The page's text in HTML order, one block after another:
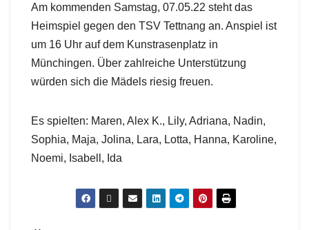
Am kommenden Samstag, 07.05.22 steht das
Heimspiel gegen den TSV Tettnang an. Anspiel ist
um 16 Uhr auf dem Kunstrasenplatz in
Münchingen. Über zahlreiche Unterstützung
würden sich die Mädels riesig freuen.
Es spielten: Maren, Alex K., Lily, Adriana, Nadin,
Sophia, Maja, Jolina, Lara, Lotta, Hanna, Karoline,
Noemi, Isabell, Ida